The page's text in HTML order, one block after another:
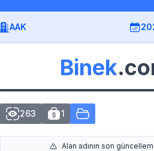
AAK
Binek
263 1
Alan adının son